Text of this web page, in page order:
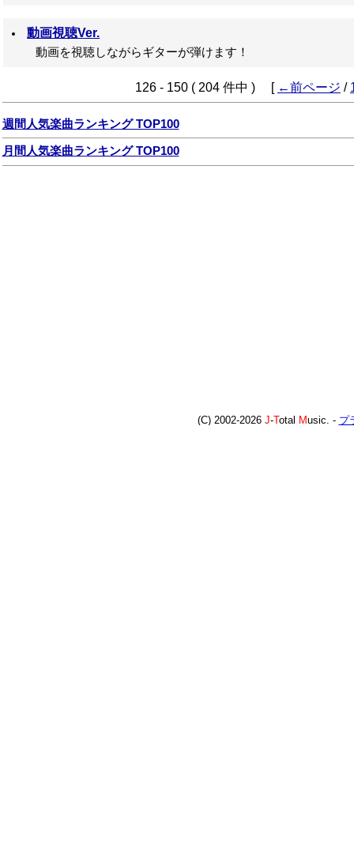
動画視聴Ver.
動画を視聴しながらギターが弾けます！
126 - 150 ( 204 件中 ) [ ←前ページ /
週間人気楽曲ランキング TOP100
月間人気楽曲ランキング TOP100